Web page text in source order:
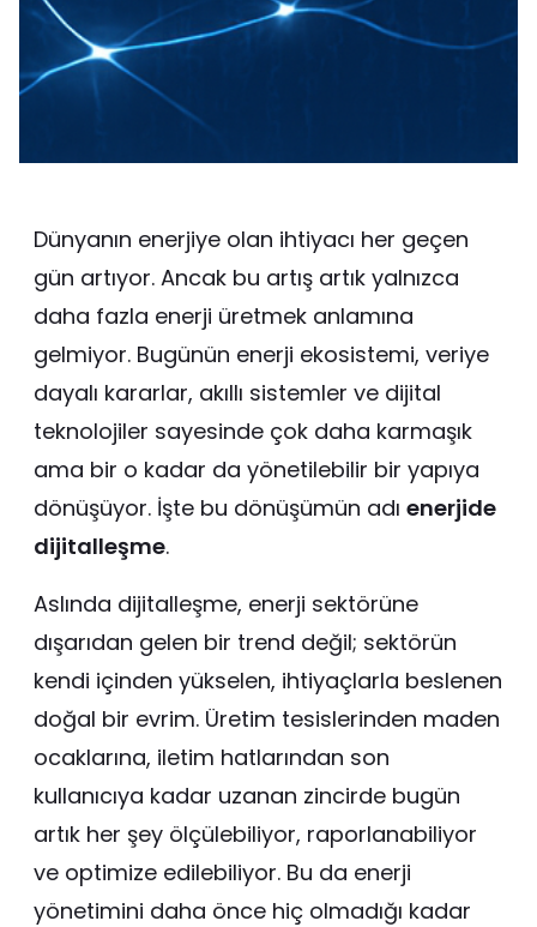
Dünyanın enerjiye olan ihtiyacı her geçen
gün artıyor. Ancak bu artış artık yalnızca
daha fazla enerji üretmek anlamına
gelmiyor. Bugünün enerji ekosistemi, veriye
dayalı kararlar, akıllı sistemler ve dijital
teknolojiler sayesinde çok daha karmaşık
ama bir o kadar da yönetilebilir bir yapıya
dönüşüyor. İşte bu dönüşümün adı enerjide
dijitalleşme.
Aslında dijitalleşme, enerji sektörüne
dışarıdan gelen bir trend değil; sektörün
kendi içinden yükselen, ihtiyaçlarla beslenen
doğal bir evrim. Üretim tesislerinden maden
ocaklarına, iletim hatlarından son
kullanıcıya kadar uzanan zincirde bugün
artık her şey ölçülebiliyor, raporlanabiliyor
ve optimize edilebiliyor. Bu da enerji
yönetimini daha önce hiç olmadığı kadar